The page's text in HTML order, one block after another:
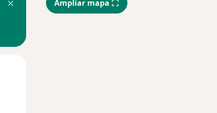
Ampliar mapa